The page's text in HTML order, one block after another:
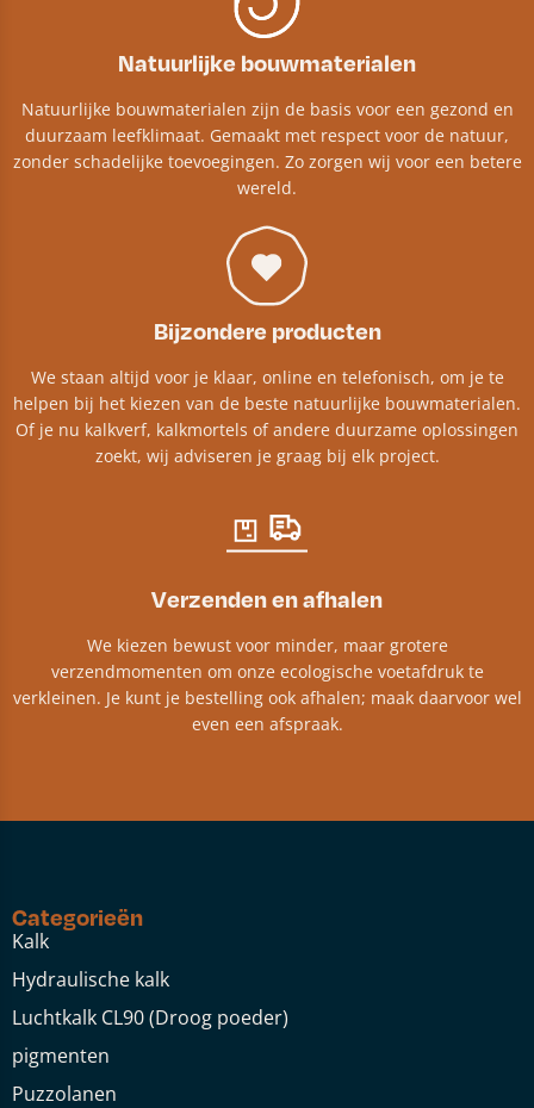
Natuurlijke bouwmaterialen
Natuurlijke bouwmaterialen zijn de basis voor een gezond en
duurzaam leefklimaat. Gemaakt met respect voor de natuur,
zonder schadelijke toevoegingen. Zo zorgen wij voor een betere
wereld.
Bijzondere producten
We staan altijd voor je klaar, online en telefonisch, om je te
helpen bij het kiezen van de beste natuurlijke bouwmaterialen.
Of je nu kalkverf, kalkmortels of andere duurzame oplossingen
zoekt, wij adviseren je graag bij elk project.​
Verzenden en afhalen
We kiezen bewust voor minder, maar grotere
verzendmomenten om onze ecologische voetafdruk te
verkleinen. Je kunt je bestelling ook afhalen; maak daarvoor wel
even een afspraak.
Categorieën
Kalk
Hydraulische kalk
Luchtkalk CL90 (Droog poeder)
pigmenten
Puzzolanen